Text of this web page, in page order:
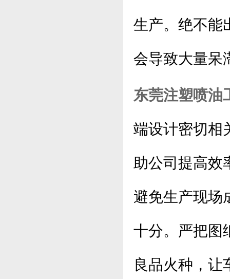
生产。绝不能
会导致大量呆
东莞注塑喷油
端设计密切相
助公司提高效
避免生产现场
十分。严把图
良品火种，让